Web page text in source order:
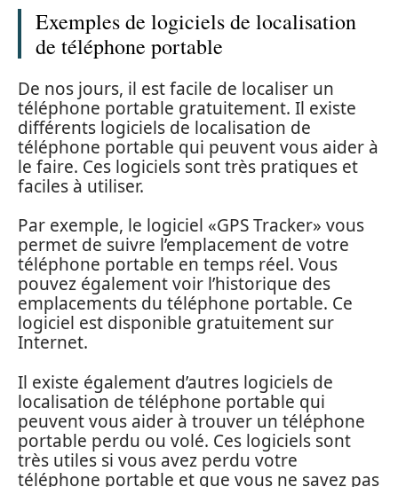
Exemples de logiciels de localisation
de téléphone portable
De nos jours, il est facile de localiser un
téléphone portable gratuitement. Il existe
différents logiciels de localisation de
téléphone portable qui peuvent vous aider à
le faire. Ces logiciels sont très pratiques et
faciles à utiliser.
Par exemple, le logiciel «GPS Tracker» vous
permet de suivre l’emplacement de votre
téléphone portable en temps réel. Vous
pouvez également voir l’historique des
emplacements du téléphone portable. Ce
logiciel est disponible gratuitement sur
Internet.
Il existe également d’autres logiciels de
localisation de téléphone portable qui
peuvent vous aider à trouver un téléphone
portable perdu ou volé. Ces logiciels sont
très utiles si vous avez perdu votre
téléphone portable et que vous ne savez pas